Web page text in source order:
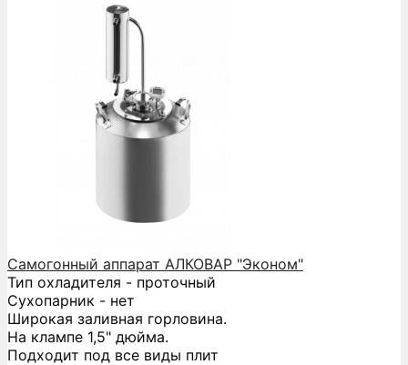
Самогонный аппарат АЛКОВАР "Эконом"
Тип охладителя - проточный
Сухопарник - нет
Широкая заливная горловина.
На клампе 1,5" дюйма.
Подходит под все виды плит